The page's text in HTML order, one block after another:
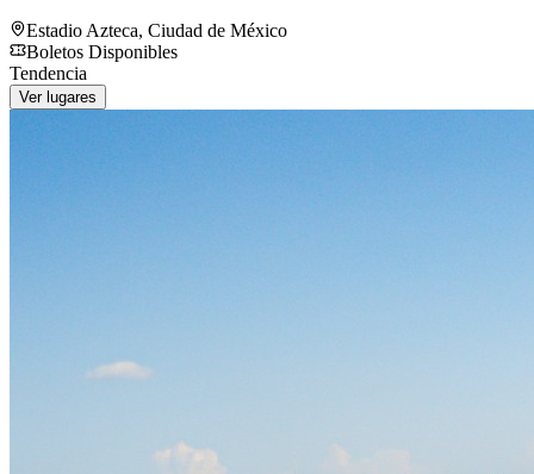
Estadio Azteca, Ciudad de México
Boletos Disponibles
Tendencia
Ver lugares